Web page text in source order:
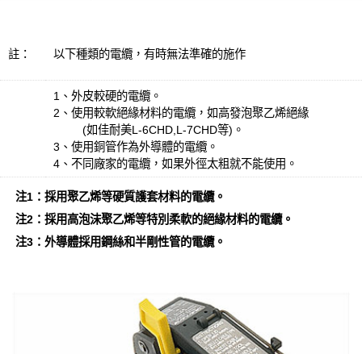
註： 以下種類的電纜，有時無法準確的施作
1、外皮較硬的電纜。
2、使用較軟絕緣材料的電纜，如高發泡聚乙烯絕緣
(如佳耐美L-6CHD,L-7CHD等)。
3、使用銅管作為外導體的電纜。
4、不同廠家的電纜，如果外徑太粗就不能使用。
注1：採用聚乙烯等硬質護套材料的電纜。
注2：採用高泡沫聚乙烯等特別柔軟的絕緣材料的電纜。
注3：外導體採用鋼絲和半剛性管的電纜。